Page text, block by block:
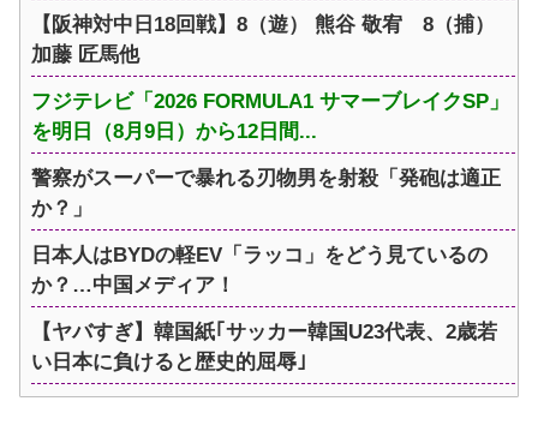
【阪神対中日18回戦】8（遊） 熊谷 敬宥 8（捕）
加藤 匠馬他
フジテレビ「2026 FORMULA1 サマーブレイクSP」
を明日（8月9日）から12日間...
警察がスーパーで暴れる刃物男を射殺「発砲は適正
か？」
日本人はBYDの軽EV「ラッコ」をどう見ているの
か？…中国メディア！
【ヤバすぎ】韓国紙｢サッカー韓国U23代表、2歳若
い日本に負けると歴史的屈辱｣